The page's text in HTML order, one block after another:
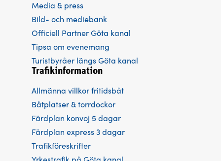
Media & press
Bild- och mediebank
Officiell Partner Göta kanal
Tipsa om evenemang
Turistbyråer längs Göta kanal
Trafikinformation
Allmänna villkor fritidsbåt
Båtplatser & torrdockor
Färdplan konvoj 5 dagar
Färdplan express 3 dagar
Trafikföreskrifter